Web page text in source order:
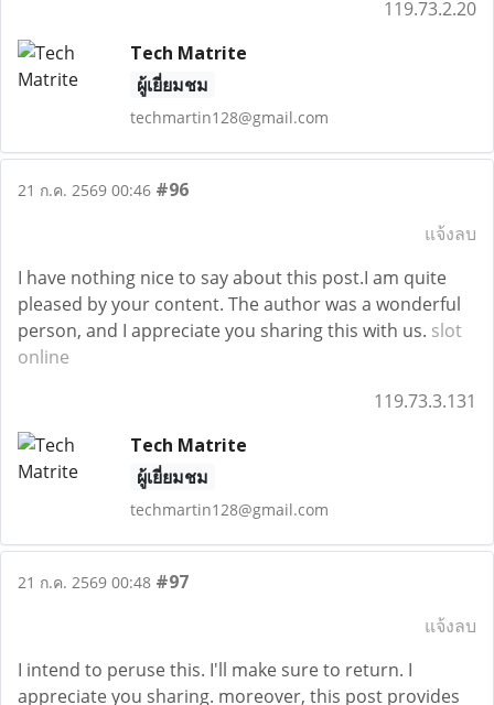
119.73.2.20
Tech Matrite
ผู้เยี่ยมชม
techmartin128@gmail.com
21 ก.ค. 2569 00:46 #96
แจ้งลบ
I have nothing nice to say about this post.I am quite
pleased by your content. The author was a wonderful
person, and I appreciate you sharing this with us. slot
online
119.73.3.131
Tech Matrite
ผู้เยี่ยมชม
techmartin128@gmail.com
21 ก.ค. 2569 00:48 #97
แจ้งลบ
I intend to peruse this. I'll make sure to return. I
appreciate you sharing. moreover, this post provides